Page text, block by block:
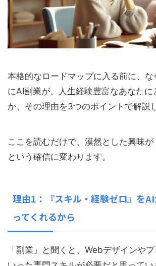
本格的なロードマップに入る前に、
にAI副業が、人生経験豊富なあなた
か、その理由を3つのポイントで解説
ここを読むだけで、漠然とした興味が
という確信に変わります。
理由1：『スキル・経験ゼロ』を
ってくれるから
「副業」と聞くと、Webデザインや